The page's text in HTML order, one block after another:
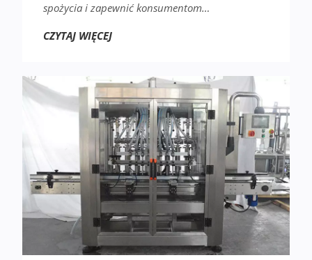
spożycia i zapewnić konsumentom…
CZYTAJ WIĘCEJ